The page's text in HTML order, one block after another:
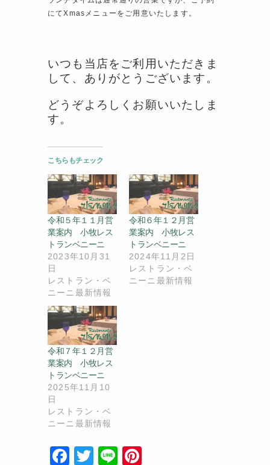
にてXmasメニューをご用意いたします。
いつも当店をご利用いただきま
して、ありがとうございます。
どうぞよろしくお願いいたしま
す。
こちらもチェック
令和５年１１月営
業案内 小牧レス
トランベニーニ
2023年10月31
日
レストラン・ベ
ニーニ最新情報
令和６年１２月営
業案内 小牧レス
トランベニーニ
2024年11月2日
レストラン・ベ
ニーニ最新情報
令和７年１２月営
業案内 小牧レス
トランベニーニ
2025年11月10
日
レストラン・ベ
ニーニ最新情報
F
T
Li